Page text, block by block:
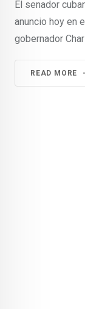
El senador
anuncio hoy en
gobernador
READ MORE